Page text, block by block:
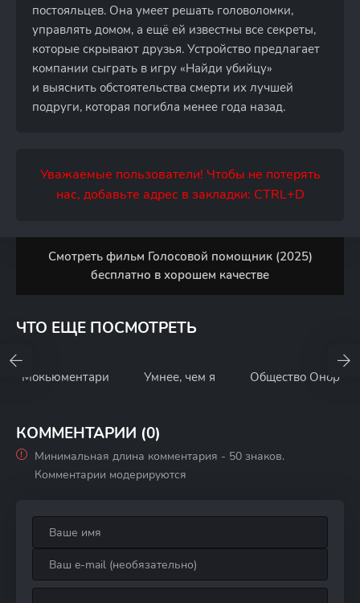
постояльцев. Она умеет решать головоломки,
управлять домом, а ещё ей известны все секреты,
которые скрывают друзья. Устройство предлагает
компании сыграть в игру «Найди убийцу»
и выяснить обстоятельства смерти их лучшей
подруги, которая погибла менее года назад.
Уважаемые пользователи! Чтобы не потерять
нас, добавьте адрес в закладки: CTRL+D
Смотреть фильм Голосовой помощник (2025)
бесплатно в хорошем качестве
ЧТО ЕЩЕ ПОСМОТРЕТЬ
Мокьюментари Умнее, чем я Общество Онор
КОММЕНТАРИИ (0)
Минимальная длина комментария - 50 знаков.
Комментарии модерируются